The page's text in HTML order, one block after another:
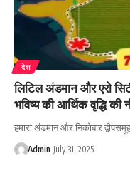
देश
लिटिल अंडमान और एरो
भविष्य की आर्थिक वृद्धि की
हमारा अंडमान और निकोबार
Admin July 31, 2025